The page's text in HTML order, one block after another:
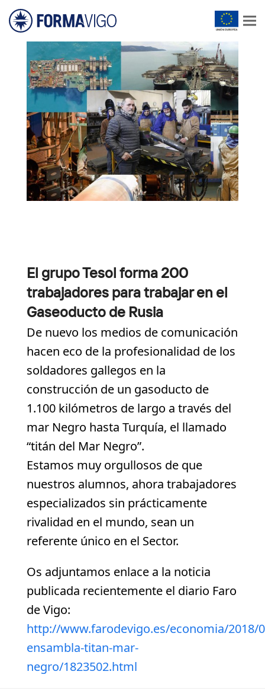
El grupo Tesol forma 200
trabajadores para trabajar en el
Gaseoducto de Rusia
De nuevo los medios de comunicación
hacen eco de la profesionalidad de los
soldadores gallegos en la
construcción de un gasoducto de
1.100 kilómetros de largo a través del
mar Negro hasta Turquía, el llamado
“titán del Mar Negro”.
Estamos muy orgullosos de que
nuestros alumnos, ahora trabajadores
especializados sin prácticamente
rivalidad en el mundo, sean un
referente único en el Sector.
Os adjuntamos enlace a la noticia
publicada recientemente el diario Faro
de Vigo:
http://www.farodevigo.es/economia/2018/
ensambla-titan-mar-
negro/1823502.html